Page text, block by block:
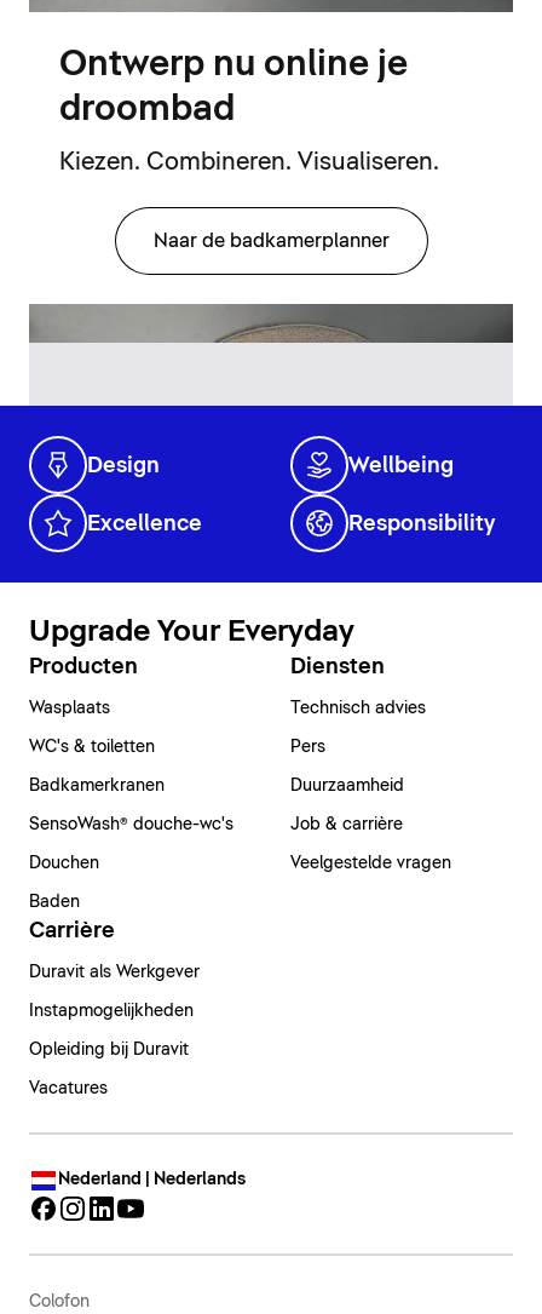
Ontwerp nu online je
droombad
Kiezen. Combineren. Visualiseren.
Naar de badkamerplanner
Design Wellbeing
Excellence Responsibility
Upgrade Your Everyday
Producten
Wasplaats
WC's & toiletten
Badkamerkranen
SensoWash® douche-wc's
Douchen
Baden
Diensten
Technisch advies
Pers
Duurzaamheid
Job & carrière
Veelgestelde vragen
Carrière
Duravit als Werkgever
Instapmogelijkheden
Opleiding bij Duravit
Vacatures
Nederland | Nederlands
Colofon